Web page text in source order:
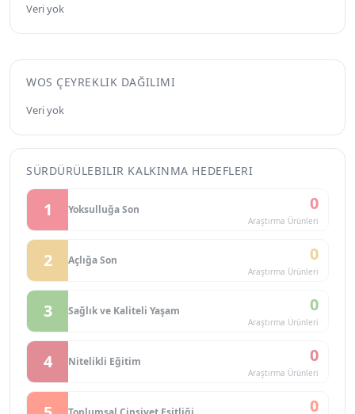
Veri yok
WOS ÇEYREKLIK DAĞILIMI
Veri yok
SÜRDÜRÜLEBILIR KALKINMA HEDEFLERI
1 Yoksulluğa Son 0
Araştırma Ürünleri
2 Açlığa Son 0
Araştırma Ürünleri
3 Sağlık ve Kaliteli Yaşam 0
Araştırma Ürünleri
4 Nitelikli Eğitim 0
Araştırma Ürünleri
0